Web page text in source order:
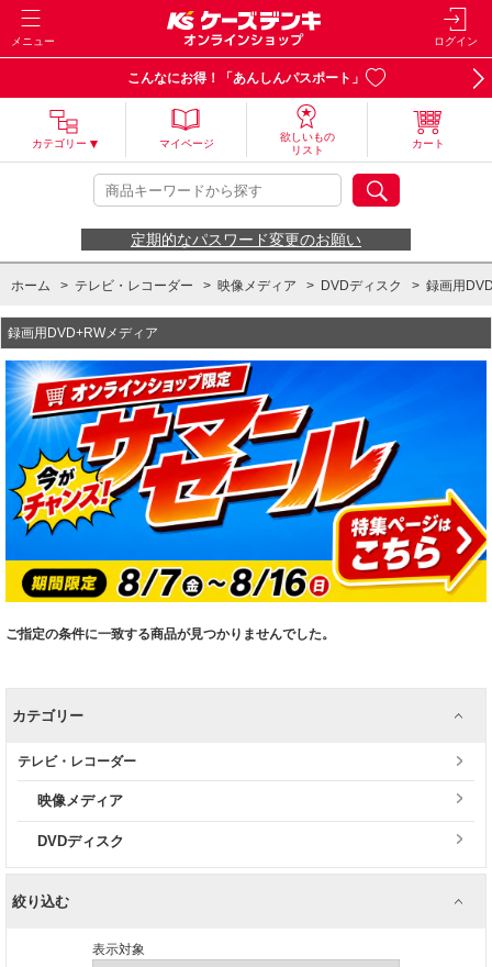
メニュー ログイン
こんなにお得！「あんしんパスポート」
カテゴリー マイページ
欲しいもの
リスト
カート
定期的なパスワード変更のお願い
ホーム > テレビ・レコーダー > 映像メディア > DVDディスク > 録画用
録画用DVD+RWメディア
ご指定の条件に一致する商品が見つかりませんでした。
カテゴリー
テレビ・レコーダー
映像メディア
DVDディスク
絞り込む
表示対象